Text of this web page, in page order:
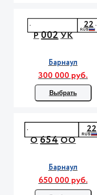
Р002УК
22
Барнаул
300 000 руб.
Выбрать
О654ОО
22
Барнаул
650 000 руб.